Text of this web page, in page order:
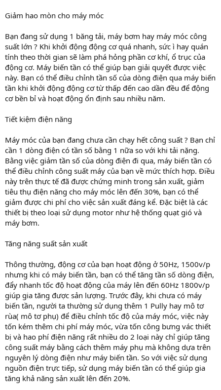
Giảm hao mòn cho máy móc
Bạn đang sử dụng 1 băng tải, máy bơm hay máy móc công
suất lớn ? Khi khởi động động cơ quá nhanh, sức ì hay quán
tính theo thời gian sẽ làm phá hỏng phần cơ khí, ổ trục của
động cơ. Máy biến tần có thể giúp bạn giải quyết được việc
này. Bạn có thể điều chỉnh tần số của dòng điện qua máy biến
tần khi khởi động động cơ từ thấp đến cao dần đều để động
cơ bền bỉ và hoạt động ổn định sau nhiều năm.
Tiết kiệm điện năng
Máy móc của bạn đang chưa cần chạy hết công suất ? Bạn chỉ
cần 1 dòng điện có tần số bằng 1 nữa so với khi tải nặng.
Bằng việc giảm tần số của dòng điện đi qua, máy biến tần có
thể điều chỉnh công suất máy của bạn về mức thích hợp. Điều
này trên thực tế đã được chứng minh trong sản xuất, giảm
tiêu thụ điện năng cho máy móc lên đến 30%, bạn có thể
giảm được chi phí cho việc sản xuất đáng kể. Đặc biệt là các
thiết bị theo loại sử dụng motor như hệ thống quạt gió và
máy bơm.
Tăng năng suất sản xuất
Thông thường, động cơ của bạn hoạt động ở 50Hz, 1500v/p
nhưng khi có máy biến tần, bạn có thể tăng tần số dòng điện,
đẩy nhanh tốc độ hoạt động của máy lên đến 60Hz 1800v/p
giúp gia tăng được sản lượng. Trước đây, khi chưa có máy
biến tần, người ta thường sử dụng thêm 1 Pully hay mô tơ
rùa( mô tơ phụ) để điều chỉnh tốc độ của máy móc, việc này
tốn kém thêm chi phí máy móc, vừa tốn công bưng vác thiết
bị và hao phí điện năng rất nhiều do 2 loại này chỉ giúp tăng
công suất máy bằng cách thêm máy phụ mà không dựa trên
nguyên lý dòng điện như máy biến tần. So với việc sử dụng
nguồn điện trực tiếp, sử dụng máy biến tần có thể giúp gia
tăng khả năng sản xuất lên đến 20%.